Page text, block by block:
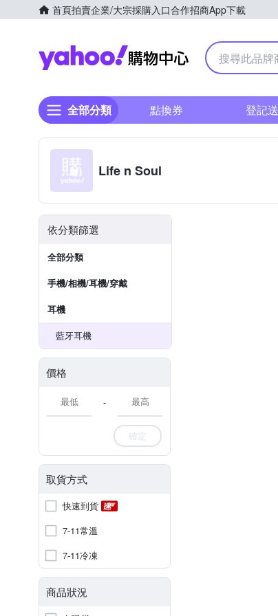
首頁拍賣企業/大宗採購入口合作招商App下載
Yahoo購物中心
全部分類 點換券 登記送
Life n Soul
依分類篩選
全部分類
手機/相機/耳機/穿戴
耳機
藍牙耳機
價格
-
確定
取貨方式
快速到貨
7-11常溫
7-11冷凍
商品狀況